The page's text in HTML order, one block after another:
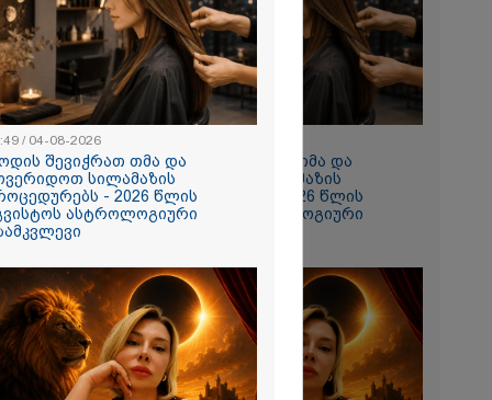
იმნაძის
- ეკა
როდის შევიჭრათ თმა და
მოვერიდოთ სილამაზის
პროცედურებს - 2026 წლის
აგვისტოს ასტროლოგიური
/ 04-08-2026
შევიჭრათ თმა და
სილამაზის
- 2026 წლის
ასტროლოგიური